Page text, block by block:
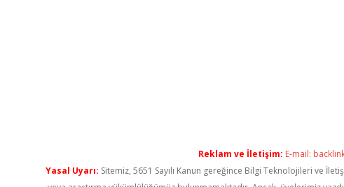
Reklam ve İletişim: E-mail:
Yasal Uyarı: Sitemiz, 5651 Sayılı Kanun gereğince Bilgi Teknolojileri ve